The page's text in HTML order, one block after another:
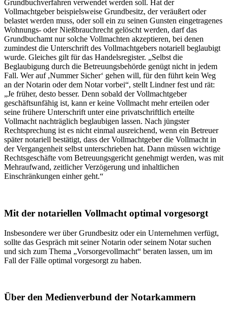
Grundbuchverfahren verwendet werden soll. Hat der
Vollmachtgeber beispielsweise Grundbesitz, der veräußert oder
belastet werden muss, oder soll ein zu seinen Gunsten eingetragenes
Wohnungs- oder Nießbrauchrecht gelöscht werden, darf das
Grundbuchamt nur solche Vollmachten akzeptieren, bei denen
zumindest die Unterschrift des Vollmachtgebers notariell beglaubigt
wurde. Gleiches gilt für das Handelsregister. „Selbst die
Beglaubigung durch die Betreuungsbehörde genügt nicht in jedem
Fall. Wer auf ,Nummer Sicher‘ gehen will, für den führt kein Weg
an der Notarin oder dem Notar vorbei“, stellt Lindner fest und rät:
„Je früher, desto besser. Denn sobald der Vollmachtgeber
geschäftsunfähig ist, kann er keine Vollmacht mehr erteilen oder
seine frühere Unterschrift unter eine privatschriftlich erteilte
Vollmacht nachträglich beglaubigen lassen. Nach jüngster
Rechtsprechung ist es nicht einmal ausreichend, wenn ein Betreuer
später notariell bestätigt, dass der Vollmachtgeber die Vollmacht in
der Vergangenheit selbst unterschrieben hat. Dann müssen wichtige
Rechtsgeschäfte vom Betreuungsgericht genehmigt werden, was mit
Mehraufwand, zeitlicher Verzögerung und inhaltlichen
Einschränkungen einher geht.“
Mit der notariellen Vollmacht optimal vorgesorgt
Insbesondere wer über Grundbesitz oder ein Unternehmen verfügt,
sollte das Gespräch mit seiner Notarin oder seinem Notar suchen
und sich zum Thema „Vorsorgevollmacht“ beraten lassen, um im
Fall der Fälle optimal vorgesorgt zu haben.
Über den Medienverbund der Notarkammern